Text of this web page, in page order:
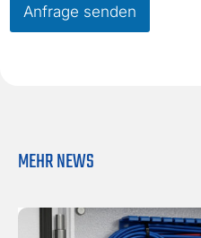
a
Anfrage senden
MEHR NEWS